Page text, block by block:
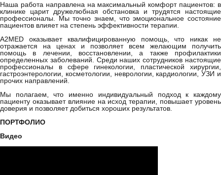
Наша работа направлена на максимальный комфорт пациентов: в
клинике царит дружелюбная обстановка и трудятся настоящие
профессионалы. Мы точно знаем, что эмоциональное состояние
пациентов влияет на степень эффективности терапии.
A2MED оказывает квалифицированную помощь, что никак не
отражается на ценах и позволяет всем желающим получить
помощь в лечении, восстановлении, а также профилактики
определенных заболеваний. Среди наших сотрудников настоящие
профессионалы в сфере гинекологии, пластической хирургии,
гастроэнтерологии, косметологии, неврологии, кардиологии, УЗИ и
прочих направлений.
Мы полагаем, что именно индивидуальный подход к каждому
пациенту оказывает влияние на исход терапии, повышает уровень
доверия и позволяет добиться хороших результатов.
ПОРТФОЛИО
Видео